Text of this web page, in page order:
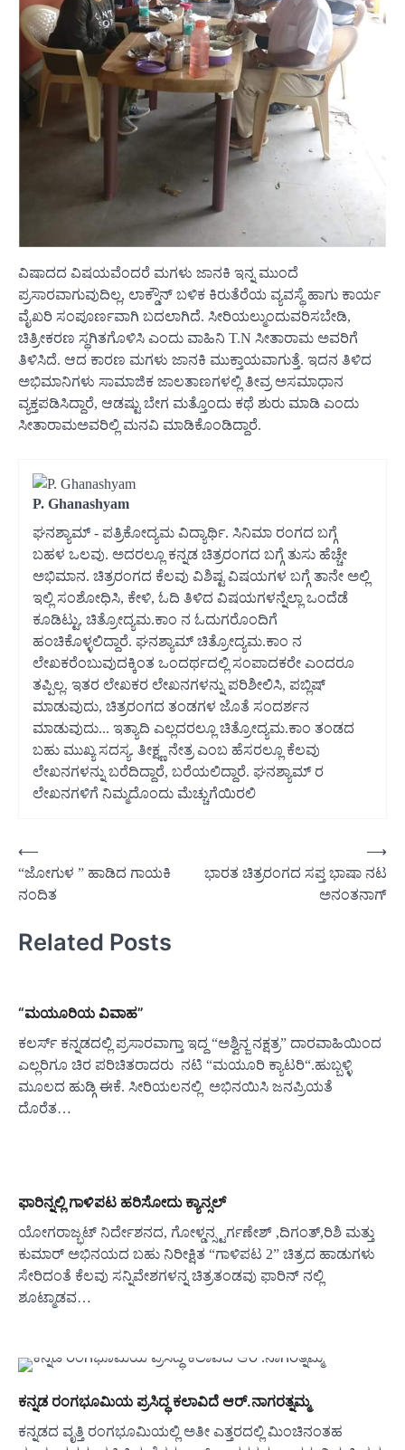
ವಿಷಾದದ ವಿಷಯವೆಂದರೆ ಮಗಳು ಜಾನಕಿ ಇನ್ನ ಮುಂದೆ
ಪ್ರಸಾರವಾಗುವುದಿಲ್ಲ, ಲಾಕ್ಡೌನ್ ಬಳಿಕ ಕಿರುತೆರೆಯ ವ್ಯವಸ್ಥೆ ಹಾಗು ಕಾರ್ಯ
ವೈಖರಿ ಸಂಪೂರ್ಣವಾಗಿ ಬದಲಾಗಿದೆ. ಸೀರಿಯಲ್ಮುಂದುವರಿಸಬೇಡಿ,
ಚಿತ್ರೀಕರಣ ಸ್ಥಗಿತಗೊಳಿಸಿ ಎಂದು ವಾಹಿನಿ T.N ಸೀತಾರಾಮ ಅವರಿಗೆ
ತಿಳಿಸಿದೆ. ಆದ ಕಾರಣ ಮಗಳು ಜಾನಕಿ ಮುಕ್ತಾಯವಾಗುತ್ತೆ. ಇದನ ತಿಳಿದ
ಅಭಿಮಾನಿಗಳು ಸಾಮಾಜಿಕ ಜಾಲತಾಣಗಳಲ್ಲಿ ತೀವ್ರ ಅಸಮಾಧಾನ
ವ್ಯಕ್ತಪಡಿಸಿದ್ದಾರೆ, ಆಡಷ್ಟು ಬೇಗ ಮತ್ತೊಂದು ಕಥೆ ಶುರು ಮಾಡಿ ಎಂದು
ಸೀತಾರಾಮಅವರಿಲ್ಲಿ ಮನವಿ ಮಾಡಿಕೊಂಡಿದ್ದಾರೆ.
P. Ghanashyam
ಘನಶ್ಯಾಮ್ - ಪತ್ರಿಕೋದ್ಯಮ ವಿದ್ಯಾರ್ಥಿ. ಸಿನಿಮಾ ರಂಗದ ಬಗ್ಗೆ
ಬಹಳ ಒಲವು. ಅದರಲ್ಲೂ ಕನ್ನಡ ಚಿತ್ರರಂಗದ ಬಗ್ಗೆ ತುಸು ಹೆಚ್ಚೇ
ಅಭಿಮಾನ. ಚಿತ್ರರಂಗದ ಕೆಲವು ವಿಶಿಷ್ಟ ವಿಷಯಗಳ ಬಗ್ಗೆ ತಾನೇ ಅಲ್ಲಿ
ಇಲ್ಲಿ ಸಂಶೋಧಿಸಿ, ಕೇಳಿ, ಓದಿ ತಿಳಿದ ವಿಷಯಗಳನ್ನೆಲ್ಲಾ ಒಂದೆಡೆ
ಕೂಡಿಟ್ಟು, ಚಿತ್ರೋದ್ಯಮ.ಕಾಂ ನ ಓದುಗರೊಂದಿಗೆ
ಹಂಚಿಕೊಳ್ಳಲಿದ್ದಾರೆ. ಘನಶ್ಯಾಮ್ ಚಿತ್ರೋದ್ಯಮ.ಕಾಂ ನ
ಲೇಖಕರೆಂಬುವುದಕ್ಕಿಂತ ಒಂದರ್ಥದಲ್ಲಿ ಸಂಪಾದಕರೇ ಎಂದರೂ
ತಪ್ಪಿಲ್ಲ. ಇತರ ಲೇಖಕರ ಲೇಖನಗಳನ್ನು ಪರಿಶೀಲಿಸಿ, ಪಬ್ಲಿಷ್
ಮಾಡುವುದು, ಚಿತ್ರರಂಗದ ತಂಡಗಳ ಜೊತೆ ಸಂದರ್ಶನ
ಮಾಡುವುದು... ಇತ್ಯಾದಿ ಎಲ್ಲದರಲ್ಲೂ ಚಿತ್ರೋದ್ಯಮ.ಕಾಂ ತಂಡದ
ಬಹು ಮುಖ್ಯ ಸದಸ್ಯ. ತೀಕ್ಷ್ಣ ನೇತ್ರ ಎಂಬ ಹೆಸರಲ್ಲೂ ಕೆಲವು
ಲೇಖನಗಳನ್ನು ಬರೆದಿದ್ದಾರೆ, ಬರೆಯಲಿದ್ದಾರೆ. ಘನಶ್ಯಾಮ್ ರ
ಲೇಖನಗಳಿಗೆ ನಿಮ್ಮದೊಂದು ಮೆಚ್ಚುಗೆಯಿರಲಿ
Post
navigation
⟵
“ಜೋಗುಳ ” ಹಾಡಿದ ಗಾಯಕಿ
ನಂದಿತ
ಭಾರತ ಚಿತ್ರರಂಗದ ಸಪ್ತ ಭಾಷಾ ನಟ
ಅನಂತನಾಗ್
⟶
Related Posts
“ಮಯೂರಿಯ ವಿವಾಹ”
ಕಲರ್ಸ್ ಕನ್ನಡದಲ್ಲಿ ಪ್ರಸಾರವಾಗ್ತಾ ಇದ್ದ “ಅಶ್ವಿನ್ಜ ನಕ್ಷತ್ರ” ದಾರವಾಹಿಯಿಂದ
ಎಲ್ಲರಿಗೂ ಚಿರ ಪರಿಚಿತರಾದರು ನಟಿ “ಮಯೂರಿ ಕ್ಯಾಟರಿ“.ಹುಬ್ಬಳ್ಳಿ
ಮೂಲದ ಹುಡ್ಗಿ ಈಕೆ. ಸೀರಿಯಲನಲ್ಲಿ ಅಭಿನಯಿಸಿ ಜನಪ್ರಿಯತೆ
ದೊರೆತ…
ಫಾರಿನ್ನಲ್ಲಿ ಗಾಳಿಪಟ ಹರಿಸೋದು ಕ್ಯಾನ್ಸಲ್
ಯೋಗರಾಜ್ಭಟ್ ನಿರ್ದೇಶನದ, ಗೋಳ್ಡನ್ಸ್ಟರ್ಗಣೇಶ್ ,ದಿಗಂತ್,ರಿಶಿ ಮತ್ತು
ಕುಮಾರ್ ಅಭಿನಯದ ಬಹು ನಿರೀಕ್ಷಿತ “ಗಾಳಿಪಟ 2” ಚಿತ್ರದ ಹಾಡುಗಳು
ಸೇರಿದಂತೆ ಕೆಲವು ಸನ್ನಿವೇಶಗಳನ್ನ ಚಿತ್ರತಂಡವು ಫಾರಿನ್ ನಲ್ಲಿ
ಶೂಟ್ಮಾಡವ…
ಕನ್ನಡ ರಂಗಭೂಮಿಯ ಪ್ರಸಿದ್ಧ ಕಲಾವಿದೆ ಆರ್.ನಾಗರತ್ನಮ್ಮ
ಕನ್ನಡದ ವೃತ್ತಿ ರಂಗಭೂಮಿಯಲ್ಲಿ ಅತೀ ಎತ್ತರದಲ್ಲಿ ಮಿಂಚಿನಂತಹ